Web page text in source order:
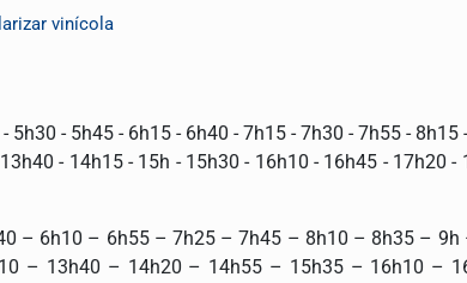
vinícola
- 5h45 - 6h15 - 6h40 - 7h15 - 7h30 - 7h55 - 8h15
- 14h15 - 15h - 15h30 - 16h10 - 16h45 - 17h20 -
– 6h10 – 6h55 – 7h25 – 7h45 – 8h10 – 8h35 – 9h
– 13h40 – 14h20 – 14h55 – 15h35 – 16h10 –